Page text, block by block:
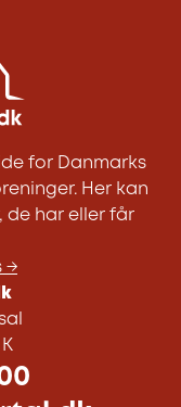
for Danmarks
Her kan
de har eller får
→